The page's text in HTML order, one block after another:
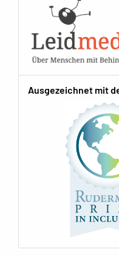
Ausgezeichnet mit